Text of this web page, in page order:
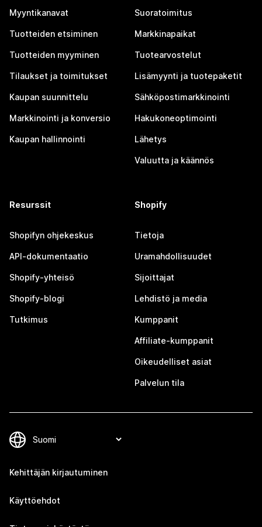
Myyntikanavat
Tuotteiden etsiminen
Tuotteiden myyminen
Tilaukset ja toimitukset
Kaupan suunnittelu
Markkinointi ja konversio
Kaupan hallinnointi
Suoratoimitus
Markkinapaikat
Tuotearvostelut
Lisämyynti ja tuotepaketit
Sähköpostimarkkinointi
Hakukoneoptimointi
Lähetys
Valuutta ja käännös
Resurssit
Shopifyn ohjekeskus
API-dokumentaatio
Shopify-yhteisö
Shopify-blogi
Tutkimus
Shopify
Tietoja
Uramahdollisuudet
Sijoittajat
Lehdistö ja media
Kumppanit
Affiliate-kumppanit
Oikeudelliset asiat
Palvelun tila
Kehittäjän kirjautuminen
Käyttöehdot